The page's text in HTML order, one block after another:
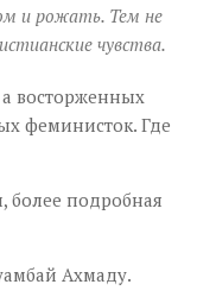
и рожать. Тем не
чувства.
восторженных
феминисток. Где
более подробная
Ахмаду.